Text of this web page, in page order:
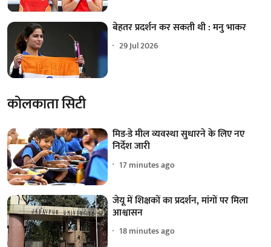
बेहतर प्रदर्शन कर सकती थी : मनु भाकर
29 Jul 2026
कोलकाता सिटी
मिड-डे मील व्यवस्था सुधारने के लिए नए
निर्देश जारी
17 minutes ago
जेयू में शिक्षकों का प्रदर्शन, मांगों पर मिला
आश्वासन
18 minutes ago